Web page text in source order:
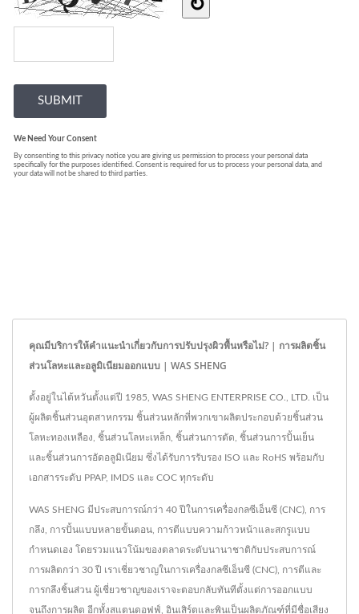
คุณมีบริการให้คำแนะนำเกี่ยวกับการปรับปรุงผิวพื้นหรือไม่? | การผลิตชิ้น
ส่วนโลหะและอลูมิเนียมออกแบบ | WAS SHENG
ตั้งอยู่ในไต้หวันตั้งแต่ปี 1985, WAS SHENG ENTERPRISE CO., LTD. เป็น
ผู้ผลิตชิ้นส่วนอุตสาหกรรม ชิ้นส่วนหลักที่พวกเขาผลิตประกอบด้วยชิ้นส่วน
โลหะทองเหลือง, ชิ้นส่วนโลหะเหล็ก, ชิ้นส่วนการตัด, ชิ้นส่วนการปั้นเย็น
และชิ้นส่วนการอัดอลูมิเนียม ซึ่งได้รับการรับรอง ISO และ RoHS พร้อมกับ
เอกสารระดับ PPAP, IMDS และ COC ทุกระดับ
WAS SHENG มีประสบการณ์กว่า 40 ปีในการเครื่องกลซีเอ็นซี (CNC), การ
กลึง, การปั้นแบบหลายขั้นตอน, การตีแบบความก้าวหน้าและสกรูแบบ
กำหนดเอง โดยรวมแนวโน้มของตลาดระดับนานาชาติกับประสบการณ์
การผลิตกว่า 30 ปี เราเชี่ยวชาญในการเครื่องกลซีเอ็นซี (CNC), การตีและ
การกลึงชิ้นส่วน ผู้เชี่ยวชาญของเราจะตอบกลับทันทีตั้งแต่การออกแบบ
จนถึงการผลิต อีกทั้งสแตนดอฟฟ์, อินเสิร์ตและพินเป็นผลิตภัณฑ์ที่มีชื่อเสียง